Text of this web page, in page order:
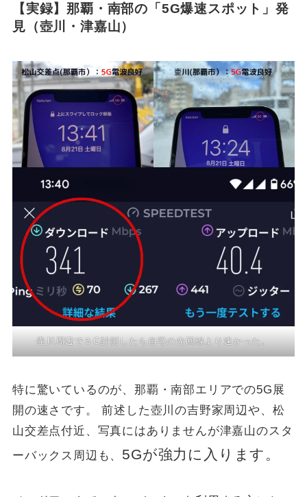
【実録】那覇・南部の「5G爆速スポット」発
見（壺川・津嘉山）
壷川周辺で５G計測したら自宅の光回線より速かった。
特に驚いているのが、那覇・南部エリアでの5G展
開の速さです。 前述した壺川の吉野家周辺や、松
山交差点付近、写真にはありませんが津嘉山のスタ
ーバックス周辺も、 5Gが強力に入ります。